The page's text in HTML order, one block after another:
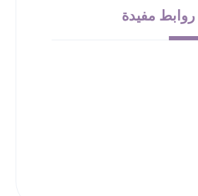
روابط مفيدة